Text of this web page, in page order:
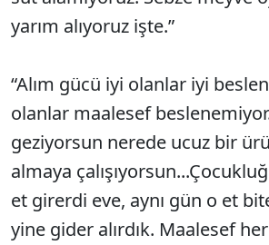
yarım alıyoruz işte.”
“Alım gücü iyi olanlar iyi
olanlar maalesef
geziyorsun nerede ucuz bir
almaya
et girerdi eve, aynı gün o et
yine gider alırdık. Maalesef